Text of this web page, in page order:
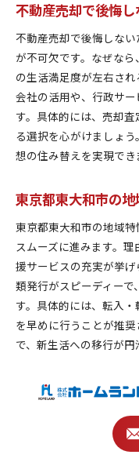
不動産売却で後悔
不動産売却で後悔しな
が不可欠です。なぜな
の生活満足度が左右さ
会社の活用や、行政サ
す。具体的には、売却
る選択を心がけましょ
想の住み替えを実現でき
東京都東大和市の
東京都東大和市の地域
スムーズに進みます。
援サービスの充実が挙
類発行がスピーディー
す。具体的には、転入
を早めに行うことが推
で、新生活への移行が円
契約更新と不動産
契約更新と不動産売却
替えが実現します。な
することで、ストレス